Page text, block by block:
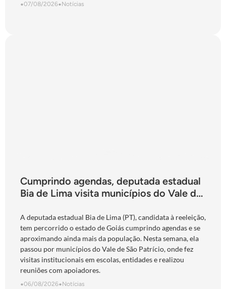
•07/08/2026•Notícias
Cumprindo agendas, deputada estadual
Bia de Lima visita municípios do Vale do
A deputada estadual Bia de Lima (PT), candidata à reeleição,
tem percorrido o estado de Goiás cumprindo agendas e se
aproximando ainda mais da população. Nesta semana, ela
passou por municípios do Vale de São Patrício, onde fez
visitas institucionais em escolas, entidades e realizou
reuniões com apoiadores.
•06/08/2026•Notícias